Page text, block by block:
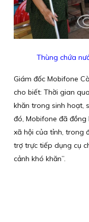
Thùng chứa
Giám đốc Mobifone
cho biết: Thời gian
khăn trong sinh hoạt,
đó, Mobifone đã
xã hội của tỉnh, trong
trợ trực tiếp dụng cụ
cảnh khó khăn”.